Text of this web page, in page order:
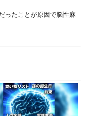
ったことが原因で脳性麻